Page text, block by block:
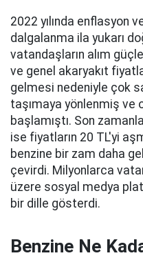
2022 yılında enflasyon
dalgalanma ila yukarı
vatandaşların alım
ve genel akaryakıt
gelmesi nedeniyle çok
taşımaya yönlenmiş ve
başlamıştı. Son
ise fiyatların 20 TL'yi
benzine bir zam daha
çevirdi. Milyonlarca
üzere sosyal medya
bir dille gösterdi.
Benzine Ne